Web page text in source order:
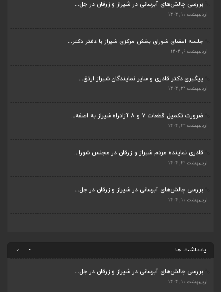
بررسی چالش‌های آبرسانی در شیراز و زرقان در جل...
اردیبهشت ۱۱, ۱۴۰۴
جلسه اعضای شورای بخش مرکزی شیراز با دفتر دکتر...
اردیبهشت ۶, ۱۴۰۴
پیگیری دکتر قادری و سایر نمایندگان شیراز ارتق...
اردیبهشت ۲۳, ۱۴۰۴
ضرورت تکمیل قطعات ۷ و ۸ آزادراه شیراز به اصفه...
اردیبهشت ۲۳, ۱۴۰۴
قادری نماینده مردم شیراز و زرقان در مجلس شورا...
اردیبهشت ۲۲, ۱۴۰۴
بررسی چالش‌های آبرسانی در شیراز و زرقان در جل...
اردیبهشت ۱۱, ۱۴۰۴
یادداشت ها
ضرورت تکمیل قطعات ۷ و ۸ آزادراه شیراز به اصفه...
قادری نماینده مردم شیراز و زرقان در مجلس شورا...
بررسی چالش‌های آبرسانی در شیراز و زرقان در جل...
جلسه اعضای شورای بخش مرکزی شیراز با دفتر دکتر...
پیگیری دکتر قادری و سایر نمایندگان شیراز ارتق...
ضرورت تکمیل قطعات ۷ و ۸ آزادراه شیراز به اصفه...
بررسی چالش‌های آبرسانی در شیراز و زرقان در جل...
اردیبهشت ۱۱, ۱۴۰۴